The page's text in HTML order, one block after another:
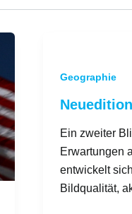
Geographie
Ein zweiter
Erwartungen
entwickelt
Bildqualität,